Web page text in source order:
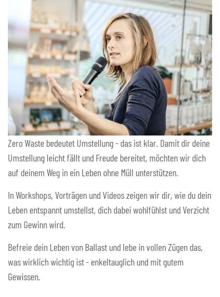
Zero Waste bedeutet Umstellung - das ist klar. Damit dir deine
Umstellung leicht fällt und Freude bereitet, möchten wir dich
auf deinem Weg in ein Leben ohne Müll unterstützen.
In Workshops, Vorträgen und Videos zeigen wir dir, wie du dein
Leben entspannt umstellst, dich dabei wohlfühlst und Verzicht
zum Gewinn wird.
Befreie dein Leben von Ballast und lebe in vollen Zügen das,
was wirklich wichtig ist - enkeltauglich und mit gutem
Gewissen.